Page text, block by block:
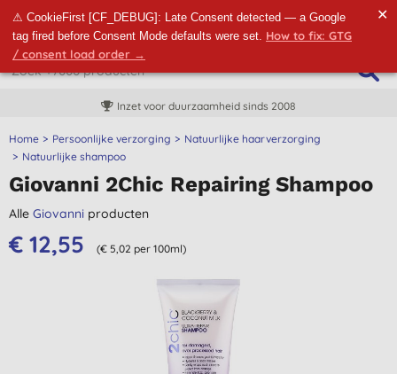
⚠ CookieFirst [CF_DEBUG]: Late Consent detected — a Google
tag fired before Consent Mode defaults were set. How to fix: GTG
/ consent load order →
✕
Inzet voor duurzaamheid sinds 2008
Home Persoonlijke verzorging
Natuurlijke haarverzorging
Natuurlijke shampoo
Giovanni 2Chic Repairing Shampoo
Alle Giovanni producten
€ 12,55 (€ 5,02 per 100ml)